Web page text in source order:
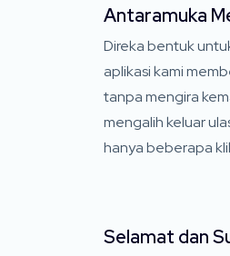
Antaramuka
Direka bentuk
aplikasi kami
tanpa mengira
mengalih keluar
hanya beberapa
Selamat dan